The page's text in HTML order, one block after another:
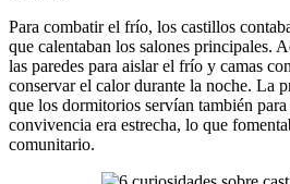
Para combatir el frío, los castillos
que calentaban los salones principales.
las paredes para aislar el frío y camas
conservar el calor durante la noche. La
que los dormitorios servían también
convivencia era estrecha, lo que
comunitario.